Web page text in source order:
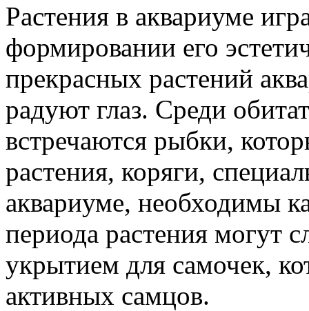
Растения в аквариуме
формировании его
прекрасных растений
радуют глаз. Среди
встречаются рыбки,
растения, коряги,
аквариуме, необходимы
периода растения могут
укрытием для самочек,
активных самцов.